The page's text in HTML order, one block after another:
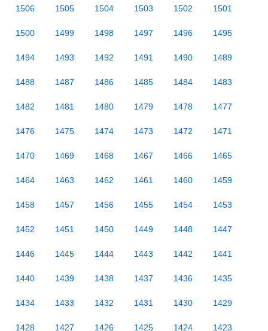
1506 1505 1504 1503 1502 1501
1500 1499 1498 1497 1496 1495
1494 1493 1492 1491 1490 1489
1488 1487 1486 1485 1484 1483
1482 1481 1480 1479 1478 1477
1476 1475 1474 1473 1472 1471
1470 1469 1468 1467 1466 1465
1464 1463 1462 1461 1460 1459
1458 1457 1456 1455 1454 1453
1452 1451 1450 1449 1448 1447
1446 1445 1444 1443 1442 1441
1440 1439 1438 1437 1436 1435
1434 1433 1432 1431 1430 1429
1428 1427 1426 1425 1424 1423